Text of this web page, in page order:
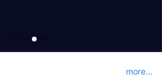
more...